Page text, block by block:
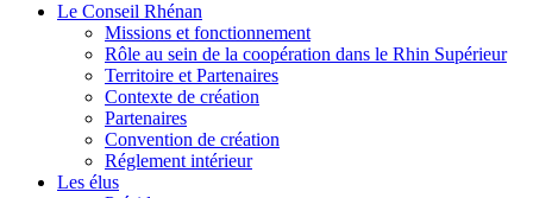
Le Conseil Rhénan
Missions et fonctionnement
Rôle au sein de la coopération dans le Rhin Supérieur
Territoire et Partenaires
Contexte de création
Partenaires
Convention de création
Réglement intérieur
Les élus